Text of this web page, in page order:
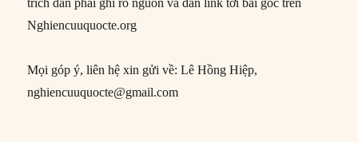
trích dẫn phải ghi rõ nguồn và dẫn link tới bài gốc trên
Nghiencuuquocte.org
Mọi góp ý, liên hệ xin gửi về: Lê Hồng Hiệp,
nghiencuuquocte@gmail.com